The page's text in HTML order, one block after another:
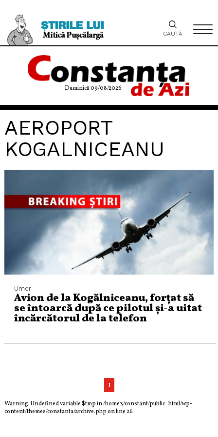
Duminică 09/08/2026
CAUTĂ
AEROPORT
KOGALNICEANU
Umor
Avion de la Kogălniceanu, forțat să
se întoarcă după ce pilotul și-a uitat
încărcătorul de la telefon
1
Warning: Undefined variable $tmp in/home3/constant/public_html/wp-
content/themes/constanta/archive.phpon line26